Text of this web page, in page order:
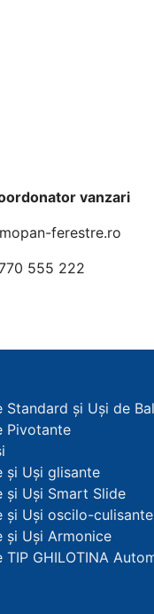
vanzari
ferestre.ro
555 222
Standard și Uși de
Pivotante
și Uși glisante
și Uși Smart Slide
și Uși oscilo-culisante
și Uși Armonice
TIP GHILOTINA